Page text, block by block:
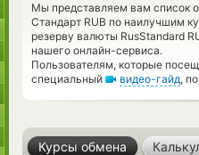
Мы представляем вам список
Стандарт RUB по наилучшим
резерву валюты RusStandard
нашего онлайн-сервиса.
Пользователям, которые
специальный
видео-гайд,
Курсы обмена